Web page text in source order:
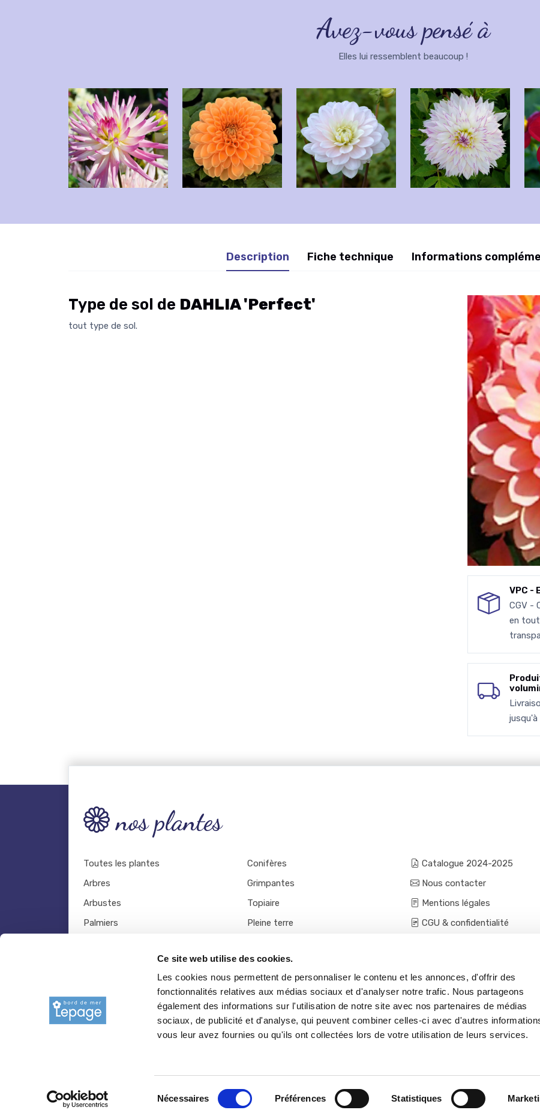
Ce site web utilise des cookies.
Les cookies nous permettent de personnaliser le contenu et les annonces, d'offrir des
fonctionnalités relatives aux médias sociaux et d'analyser notre trafic. Nous partageons
également des informations sur l'utilisation de notre site avec nos partenaires de médias
sociaux, de publicité et d'analyse, qui peuvent combiner celles-ci avec d'autres
vous leur avez fournies ou qu'ils ont collectées lors de votre utilisation de leurs services.
Nécessaires Préférences Statistiques
Avez-vous pensé à
Elles lui ressemblent beaucoup !
Description Fiche technique Informations
Type de sol de DAHLIA 'Perfect'
tout type de sol.
VPC -
CGV -
en
jusqu'à
nos plantes
Toutes les plantes
Arbres
Arbustes
Palmiers
Rosiers
Conifères
Grimpantes
Topiaire
Pleine terre
Vivaces
Outils et accessoires
Catalogue 2024-2025
Nous contacter
Mentions légales
CGU & confidentialité
© 2026 copyright Pepiniere-bretagne.fr